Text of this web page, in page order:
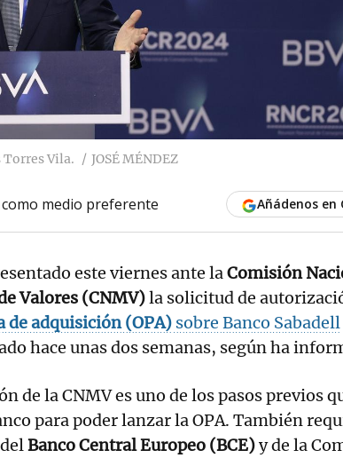
Torres Vila. JOSÉ MÉNDEZ
medio preferente Añádenos en
este viernes ante laComisión
Valores (CNMV)la solicitud de
de adquisición (OPA) sobre Banco Sabadell
hace unas dos semanas, según ha
de la CNMV es uno de los pasos previos
para poder lanzar la OPA. También
Banco Central Europeo (BCE)y de la